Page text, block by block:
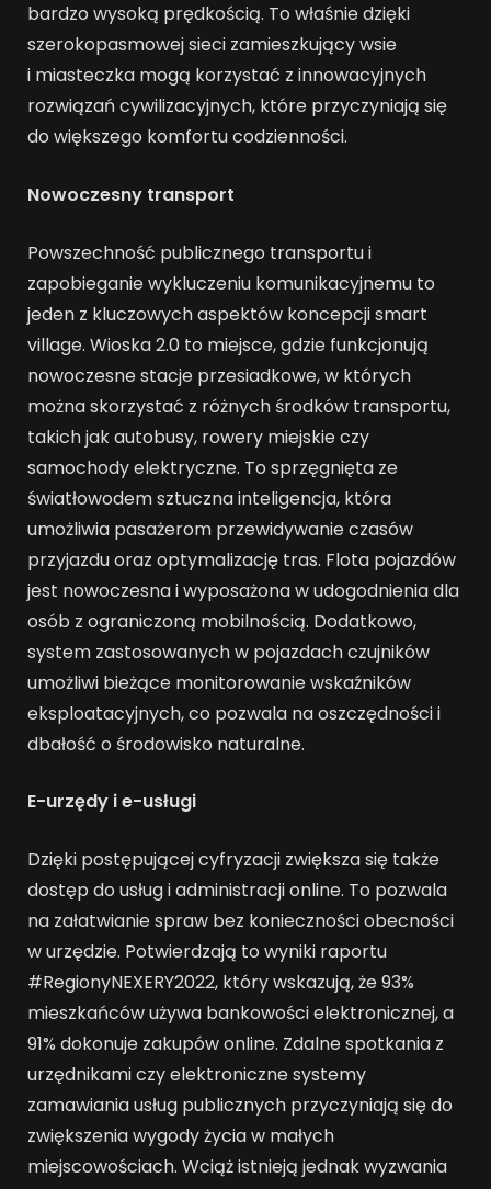
bardzo wysoką prędkością. To właśnie dzięki
szerokopasmowej sieci zamieszkujący wsie
i miasteczka mogą korzystać z innowacyjnych
rozwiązań cywilizacyjnych, które przyczyniają się
do większego komfortu codzienności.
Nowoczesny transport
Powszechność publicznego transportu i
zapobieganie wykluczeniu komunikacyjnemu to
jeden z kluczowych aspektów koncepcji smart
village. Wioska 2.0 to miejsce, gdzie funkcjonują
nowoczesne stacje przesiadkowe, w których
można skorzystać z różnych środków transportu,
takich jak autobusy, rowery miejskie czy
samochody elektryczne. To sprzęgnięta ze
światłowodem sztuczna inteligencja, która
umożliwia pasażerom przewidywanie czasów
przyjazdu oraz optymalizację tras. Flota pojazdów
jest nowoczesna i wyposażona w udogodnienia dla
osób z ograniczoną mobilnością. Dodatkowo,
system zastosowanych w pojazdach czujników
umożliwi bieżące monitorowanie wskaźników
eksploatacyjnych, co pozwala na oszczędności i
dbałość o środowisko naturalne.
E-urzędy i e-usługi
Dzięki postępującej cyfryzacji zwiększa się także
dostęp do usług i administracji online. To pozwala
na załatwianie spraw bez konieczności obecności
w urzędzie. Potwierdzają to wyniki raportu
#RegionyNEXERY2022, który wskazują, że 93%
mieszkańców używa bankowości elektronicznej, a
91% dokonuje zakupów online. Zdalne spotkania z
urzędnikami czy elektroniczne systemy
zamawiania usług publicznych przyczyniają się do
zwiększenia wygody życia w małych
miejscowościach. Wciąż istnieją jednak wyzwania